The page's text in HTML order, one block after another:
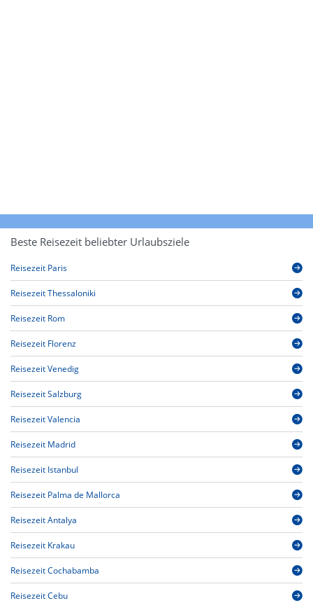
Beste Reisezeit beliebter Urlaubsziele
Reisezeit Paris
Reisezeit Thessaloniki
Reisezeit Rom
Reisezeit Florenz
Reisezeit Venedig
Reisezeit Salzburg
Reisezeit Valencia
Reisezeit Madrid
Reisezeit Istanbul
Reisezeit Palma de Mallorca
Reisezeit Antalya
Reisezeit Krakau
Reisezeit Cochabamba
Reisezeit Cebu